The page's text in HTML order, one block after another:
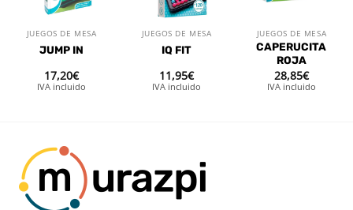
JUEGOS DE MESA
JUMP IN
17,20€
IVA incluido
JUEGOS DE MESA
IQ FIT
11,95€
IVA incluido
JUEGOS DE MESA
CAPERUCITA
ROJA
28,85€
IVA incluido